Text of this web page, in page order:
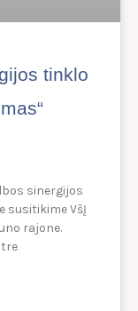
tinklo
sinergijos
susitikime VšĮ
rajone.